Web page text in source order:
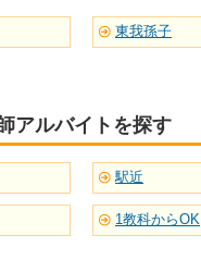
東我孫子
アルバイトを探す
駅近
1教科からOK